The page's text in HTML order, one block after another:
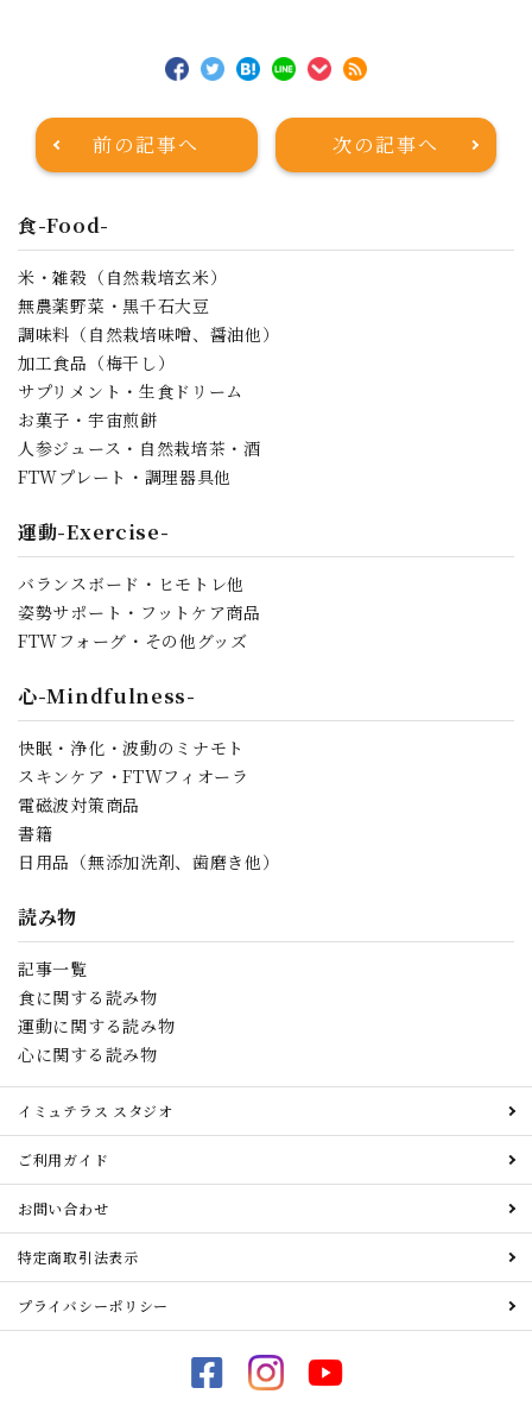
前の記事へ 次の記事へ
食-Food-
米・雑穀（自然栽培玄米）
無農薬野菜・黒千石大豆
調味料（自然栽培味噌、醤油他）
加工食品（梅干し）
サプリメント・生食ドリーム
お菓子・宇宙煎餅
人参ジュース・自然栽培茶・酒
FTWプレート・調理器具他
運動-Exercise-
バランスボード・ヒモトレ他
姿勢サポート・フットケア商品
FTWフォーグ・その他グッズ
心-Mindfulness-
快眠・浄化・波動のミナモト
スキンケア・FTWフィオーラ
電磁波対策商品
書籍
日用品（無添加洗剤、歯磨き他）
読み物
記事一覧
食に関する読み物
運動に関する読み物
心に関する読み物
イミュテラス スタジオ
ご利用ガイド
お問い合わせ
特定商取引法表示
プライバシーポリシー